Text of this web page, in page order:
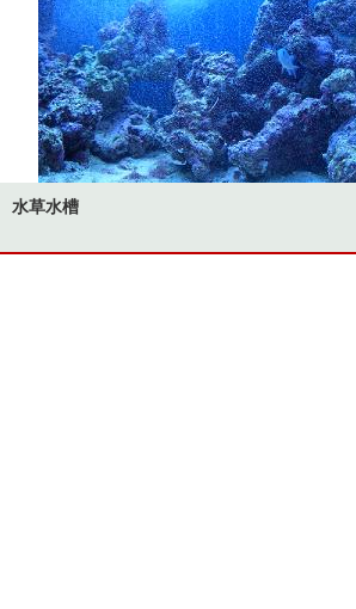
水草水槽